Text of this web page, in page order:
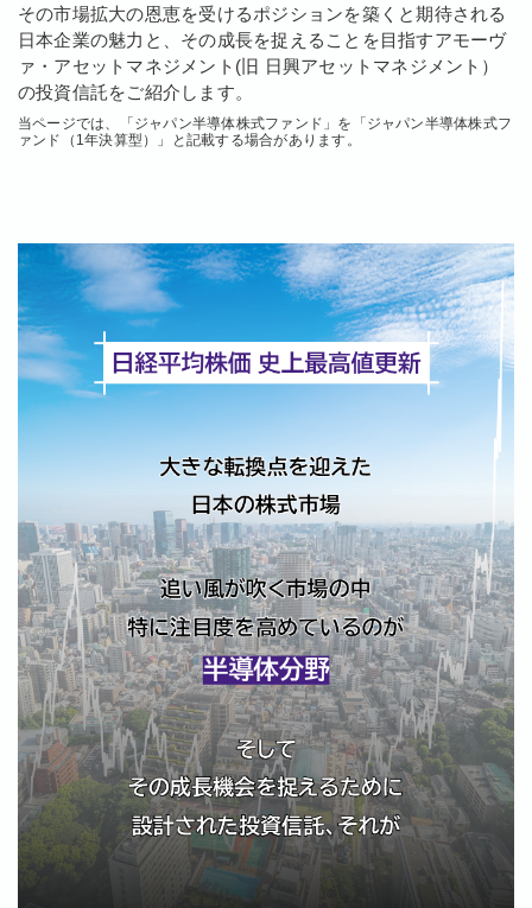
その市場拡大の恩恵を受けるポジションを築くと期待される
日本企業の魅力と、その成長を捉えることを目指すアモーヴ
ァ・アセットマネジメント(旧 日興アセットマネジメント）
の投資信託をご紹介します。
当ページでは、「ジャパン半導体株式ファンド」を「ジャパン半導体株式フ
ァンド（1年決算型）」と記載する場合があります。